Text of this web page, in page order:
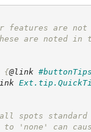
features are not
are noted in
{@link #buttonTips
spots standard
'none' can